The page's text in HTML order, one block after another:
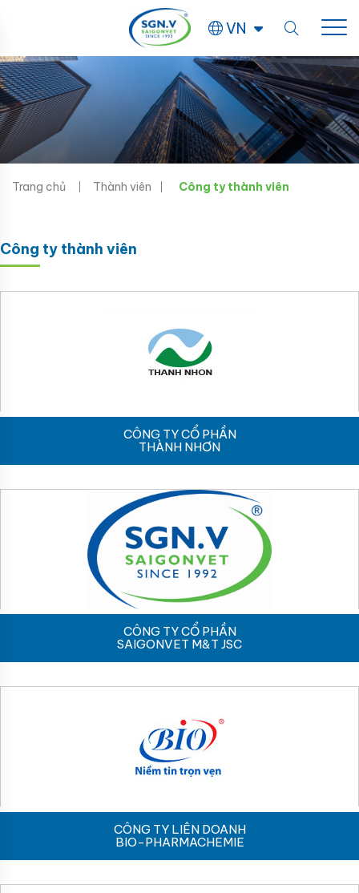
VN
Trang chủ Thành viên Công ty thành viên
Công ty thành viên
CÔNG TY CỔ PHẦN
THÀNH NHƠN
CÔNG TY CỔ PHẦN
SAIGONVET M&T JSC
CÔNG TY LIÊN DOANH
BIO-PHARMACHEMIE